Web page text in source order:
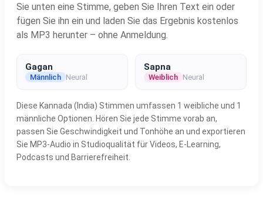
Sie unten eine Stimme, geben Sie Ihren Text ein oder
fügen Sie ihn ein und laden Sie das Ergebnis kostenlos
als MP3 herunter – ohne Anmeldung.
Gagan
Männlich Neural
Sapna
Weiblich Neural
Diese Kannada (India) Stimmen umfassen 1 weibliche und 1
männliche Optionen. Hören Sie jede Stimme vorab an,
passen Sie Geschwindigkeit und Tonhöhe an und exportieren
Sie MP3-Audio in Studioqualität für Videos, E-Learning,
Podcasts und Barrierefreiheit.